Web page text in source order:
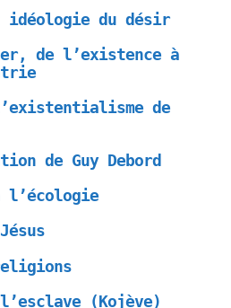
idéologie du désir
de l’existence à
de
de Guy Debord
l’écologie
(Kojève)